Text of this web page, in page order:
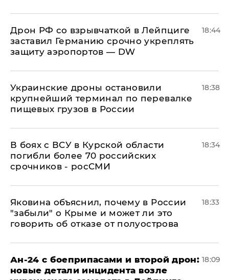
​Дрон РФ со взрывчаткой в Лейпциге
заставил Германию срочно укреплять
защиту аэропортов — DW
18:44
Украинские дроны остановили
крупнейший терминал по перевалке
пищевых грузов в России
18:38
В боях с ВСУ в Курской области
погибли более 70 российских
срочников - росСМИ
18:34
Яковина объяснил, почему в России
"забыли" о Крыме и может ли это
говорить об отказе от полуострова
18:33
Ан-24 с боеприпасами и второй дрон:
новые детали инцидента возле
18:09